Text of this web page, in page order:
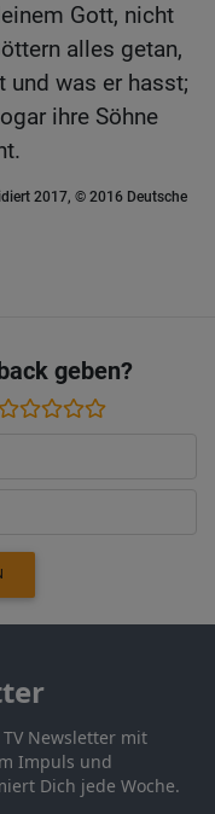
Gott, nicht
alles getan,
und was er hasst;
ihre Söhne
2017, © 2016 Deutsche
geben?
Newsletter mit
Impuls und
Dich jede Woche.